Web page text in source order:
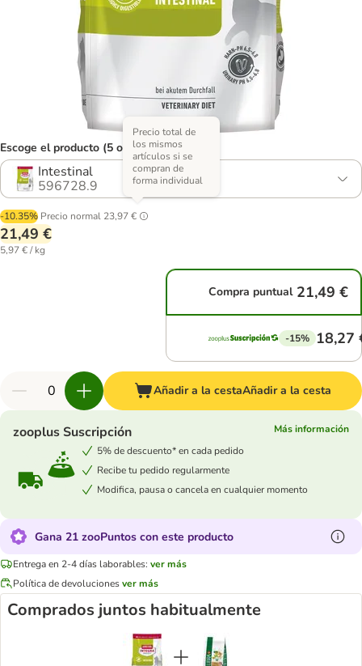
Escoge el producto (5 opciones)
Intestinal
596728.9
-10.35% Precio normal 23,97 €
Precio total de
los mismos
artículos si se
compran de
forma individual
21,49 €
5,97 € / kg
Compra puntual 21,49 €
-15% 18,27
Añadir a la cestaAñadir a la cesta
zooplus Suscripción
Más información
5% de descuento* en cada pedido
Recibe tu pedido regularmente
Modifica, pausa o cancela en cualquier momento
Gana 21 zooPuntos con este producto
Entrega en 2-4 días laborables: ver más
Política de devolucionesver más
Comprados juntos habitualmente